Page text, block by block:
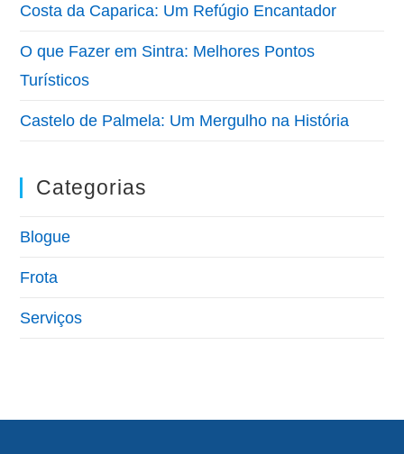
Costa da Caparica: Um Refúgio Encantador
O que Fazer em Sintra: Melhores Pontos
Turísticos
Castelo de Palmela: Um Mergulho na História
Categorias
Blogue
Frota
Serviços